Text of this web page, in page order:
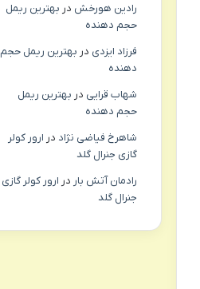
رادین هورخش در بهترین ریمل
حجم دهنده
فرزاد ایزدی در بهترین ریمل حجم
دهنده
شهاب قرایی در بهترین ریمل
حجم دهنده
شاهرخ فیاضی نژاد در ارور کولر
گازی جنرال گلد
رادمان آتش بار در ارور کولر گازی
جنرال گلد